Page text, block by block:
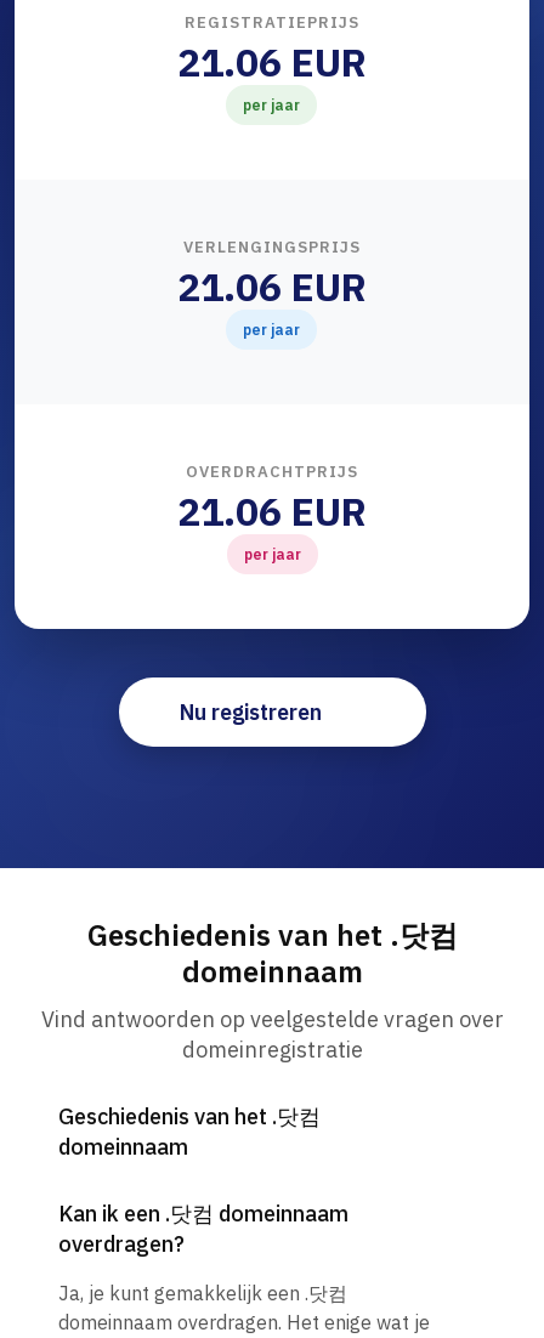
REGISTRATIEPRIJS
21.06 EUR
per jaar
VERLENGINGSPRIJS
21.06 EUR
per jaar
OVERDRACHTPRIJS
21.06 EUR
per jaar
Nu registreren
Geschiedenis van het .닷컴
domeinnaam
Vind antwoorden op veelgestelde vragen over
domeinregistratie
Geschiedenis van het .닷컴
domeinnaam
Kan ik een .닷컴 domeinnaam
overdragen?
Ja, je kunt gemakkelijk een .닷컴
domeinnaam overdragen. Het enige wat je